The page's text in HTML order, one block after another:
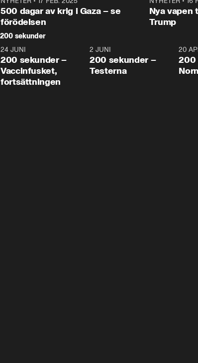
500 dagar av krig i Gaza – se
förödelsen
Nya vapen
Trump
200 sekunder
5:00
24 JUNI
200 sekunder –
Vaccinfusket,
fortsättningen
4:23
2 JUNI
200 sekunder –
Testerna
20
200